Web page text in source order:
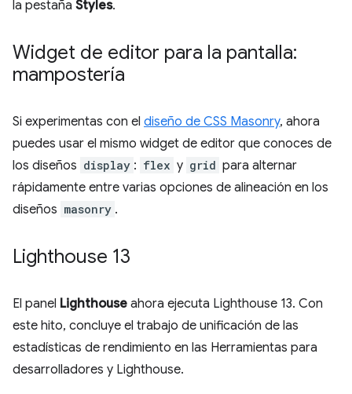
la pestaña Styles.
Widget de editor para la pantalla:
mampostería
Si experimentas con el diseño de CSS Masonry, ahora
puedes usar el mismo widget de editor que conoces de
los diseños display : flex y grid para alternar
rápidamente entre varias opciones de alineación en los
diseños masonry .
Lighthouse 13
El panel Lighthouse ahora ejecuta Lighthouse 13. Con
este hito, concluye el trabajo de unificación de las
estadísticas de rendimiento en las Herramientas para
desarrolladores y Lighthouse.